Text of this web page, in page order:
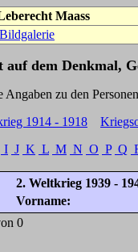
Maass
Bildgalerie
auf dem Denkmal,
Personen auf
1914 - 1918
I J K L M N O P Q
2. Weltkrieg 1939 -
Vorname:
0